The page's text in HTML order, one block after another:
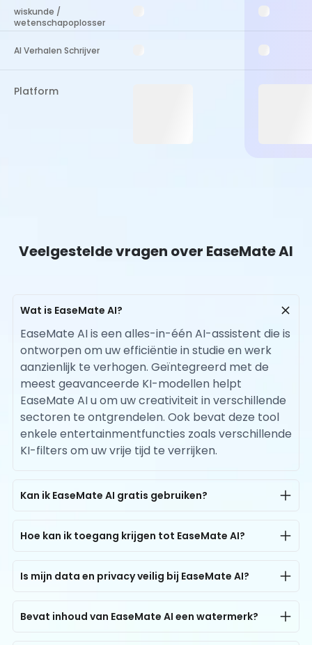
wiskunde /
wetenschapoplosser
AI Verhalen Schrijver
Platform
Veelgestelde vragen over EaseMate AI
Wat is EaseMate AI?
EaseMate AI is een alles-in-één AI-assistent die is
ontworpen om uw efficiëntie in studie en werk
aanzienlijk te verhogen. Geïntegreerd met de
meest geavanceerde KI-modellen helpt
EaseMate AI u om uw creativiteit in verschillende
sectoren te ontgrendelen. Ook bevat deze tool
enkele entertainmentfuncties zoals verschillende
KI-filters om uw vrije tijd te verrijken.
Kan ik EaseMate AI gratis gebruiken?
gebruikers. Elke gebruiker kan tot 200K AI-chat
beeldgeneratie kan iedereen een keer gratis
proberen om afbeeldingen te maken via AI met
je je aanmeldt, ontvang je 30 gratis credits, en je
Hoe kan ik toegang krijgen tot EaseMate AI?
als smartphones. Je kunt op elk moment en
platform. Open gewoon je browser op elk
Is mijn data en privacy veilig bij EaseMate AI?
en gegevensbeveiliging als kernprincipes. Het is
Bevat inhoud van EaseMate AI een watermerk?